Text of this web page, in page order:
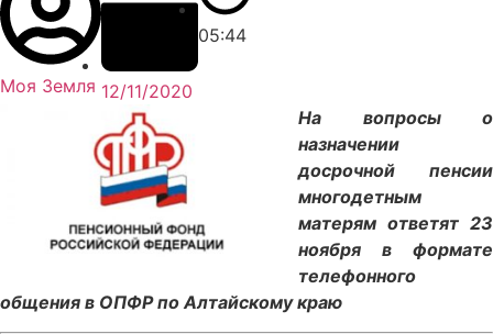
Моя Земля 12/11/2020
05:44
На вопросы о
назначении
досрочной пенсии
многодетным
матерям ответят 23
ноября в формате
телефонного
общения в ОПФР по Алтайскому краю